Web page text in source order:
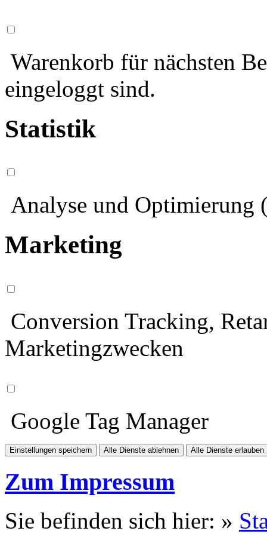
Warenkorb für nächsten
eingeloggt sind.
Statistik
Analyse und Optimierung
Marketing
Conversion Tracking,
Marketingzwecken
Google Tag Manager
Einstellungen speichern Alle Dienste ablehnen Alle Dienste erlauben
Zum Impressum
Sie befinden sich hier: »